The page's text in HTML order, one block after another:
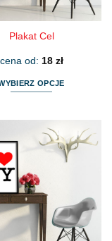
produktu
Plakat Cel
cena od: 18 zł
OPCJE
wiele
wariantów.
Opcje
można
wybrać
na
stronie